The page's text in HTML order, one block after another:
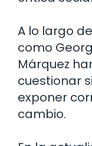
A lo largo
como
Márquez
cuestionar
exponer
cambio.